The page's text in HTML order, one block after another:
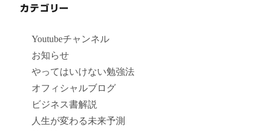
カテゴリー
Youtubeチャンネル
お知らせ
やってはいけない勉強法
オフィシャルブログ
ビジネス書解説
人生が変わる未来予測